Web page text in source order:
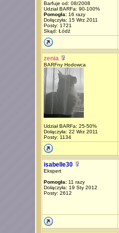
Barfuje od: 08/2008
Udział BARFa: 90-100%
Pomogła:16 razy
Dołączyła: 15 Wrz 2011
Posty: 1721
Skąd: Łódź
zenia
BARFny Hodowca
Udział BARFa: 25-50%
Dołączyła: 22 Wrz 2011
Posty: 1134
isabelle30
Ekspert
Pomogła:11 razy
Dołączyła: 19 Sty 2012
Posty: 2612